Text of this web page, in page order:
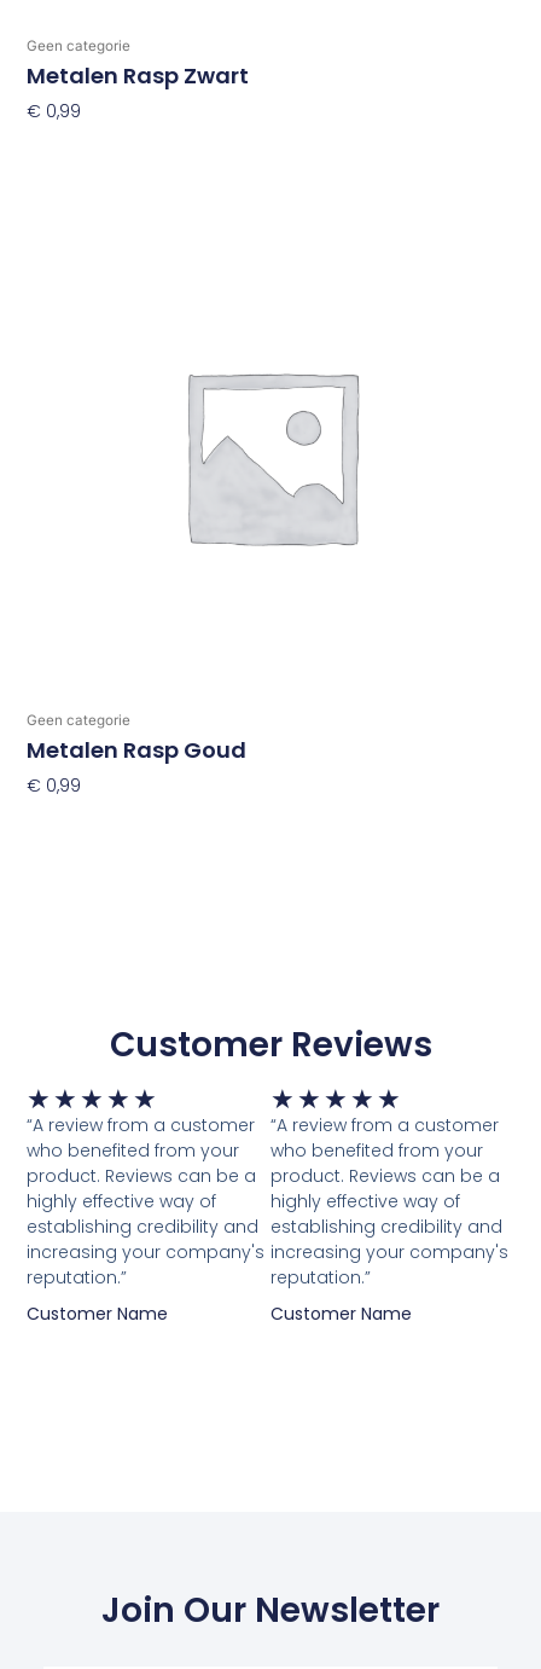
Geen categorie
Metalen Rasp Zwart
€ 0,99
Geen categorie
Metalen Rasp Goud
€ 0,99
Customer Reviews
★ ★ ★ ★ ★ Waardering
5
van
5
“A review from a customer
who benefited from your
product. Reviews can be a
highly effective way of
establishing credibility and
increasing your company's
reputation.”
Customer Name
★ ★ ★ ★ ★
5
van
5
“A review from a customer
who benefited from your
product. Reviews can be a
highly effective way of
establishing credibility and
increasing your company's
reputation.”
Customer Name
Join Our Newsletter